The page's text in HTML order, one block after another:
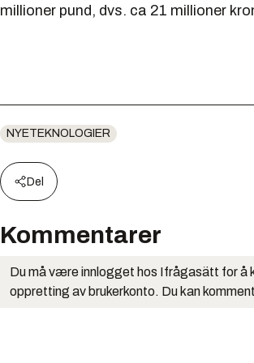
millioner pund, dvs. ca 21 millioner
NYETEKNOLOGIER
Del
Kommentarer
Du må være innlogget hos Ifrågasätt for å
oppretting av brukerkonto. Du kan